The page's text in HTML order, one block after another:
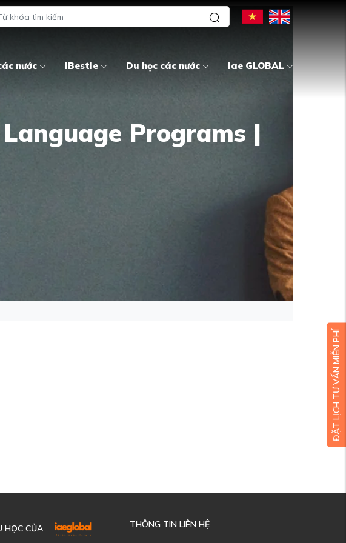
nước iBestie Du học các nước iae GLOBAL
Programs |
HỌC CỦA THÔNG TIN LIÊN HỆ
ĐẶT LỊCH TƯ VẤN MIỄN PHÍ